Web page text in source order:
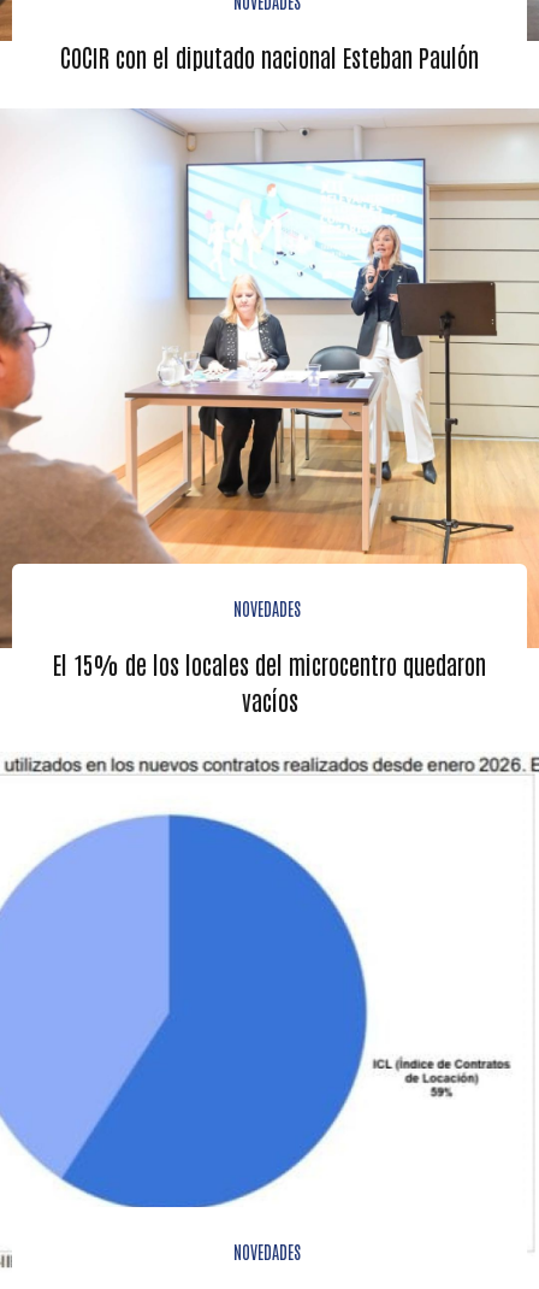
COCIR con el diputado nacional Esteban Paulón
NOVEDADES
El 15% de los locales del microcentro quedaron
vacíos
NOVEDADES